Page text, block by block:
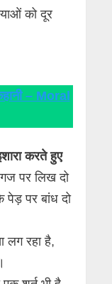
को दूर
– Moral
करते हुए
पर लिख दो
पर बांध दो
रहा है,